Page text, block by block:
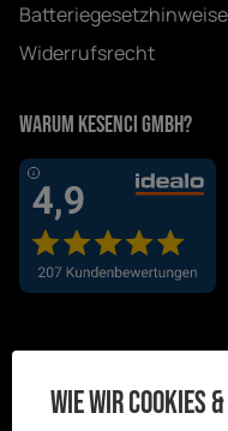
Batteriegesetzhinweise
Widerrufsrecht
Warum Kesenci GmbH?
Wie wir Cookies